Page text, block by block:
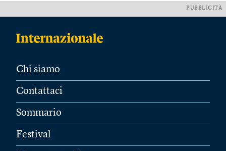
PUBBLICITÀ
Chi siamo
Contattaci
Sommario
Festival